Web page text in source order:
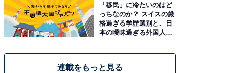
「移民」に冷たいのはど
っちなのか？ スイスの厳
格過ぎる学歴選別と、日
本の曖昧過ぎる外国人政
連載をもっと見る